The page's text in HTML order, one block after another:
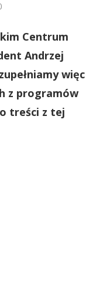
Centrum
Andrzej
więc
z programów
treści z tej